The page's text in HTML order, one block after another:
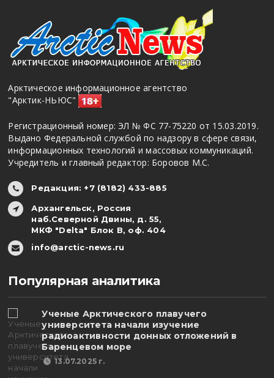
Арктическое информационное агентство
"Арктик-НЬЮС"
Регистрационный номер: ЭЛ № ФС 77-75220 от 15.03.2019.
Выдано Федеральной службой по надзору в сфере связи,
информационных технологий и массовых коммуникаций.
Учредитель и главный редактор: Боровов М.С.
Редакция: +7 (8182) 433-885
Архангельск, Россия
наб.Северной Двины, д. 55,
МКФ "Delta" Блок В, оф. 404
info@arctic-news.ru
Популярная аналитика
Ученые Арктического плавучего
университета начали изучение
радиоактивности донных отложений в
Баренцевом море
13.07.2025 г.